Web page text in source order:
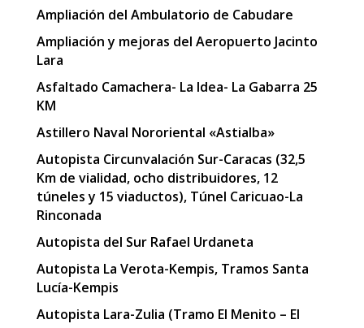
Ampliación del Ambulatorio de Cabudare
Ampliación y mejoras del Aeropuerto Jacinto
Lara
Asfaltado Camachera- La Idea- La Gabarra 25
KM
Astillero Naval Nororiental «Astialba»
Autopista Circunvalación Sur-Caracas (32,5
Km de vialidad, ocho distribuidores, 12
túneles y 15 viaductos), Túnel Caricuao-La
Rinconada
Autopista del Sur Rafael Urdaneta
Autopista La Verota-Kempis, Tramos Santa
Lucía-Kempis
Autopista Lara-Zulia (Tramo El Menito – El